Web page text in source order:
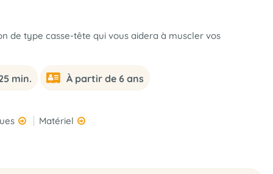
de type casse-tête qui vous aidera à muscler vos
min. À partir de 6 ans
Matériel